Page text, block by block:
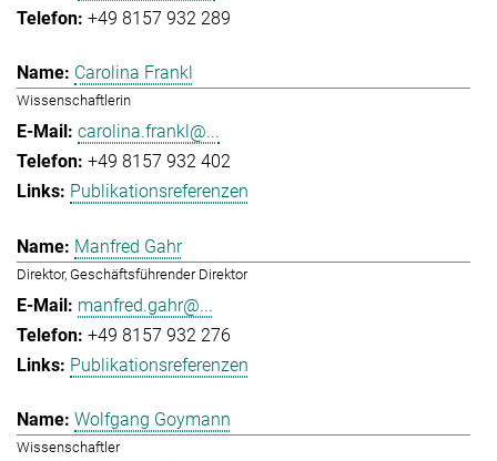
+49 8157 932 289
Carolina Frankl
Wissenschaftlerin
carolina.frankl@...
+49 8157 932 402
Publikationsreferenzen
Manfred Gahr
Direktor, Geschäftsführender Direktor
manfred.gahr@...
+49 8157 932 276
Publikationsreferenzen
Wolfgang Goymann
Wissenschaftler